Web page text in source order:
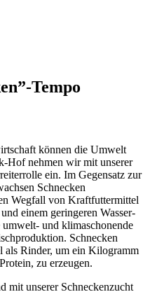
Tempo
können die Umwelt
Hof nehmen wir mit unserer
ein. Im Gegensatz zur
Schnecken
Wegfall von Kraftfuttermittel
einem geringeren Wasser-
und klimaschonende
Schnecken
als Rinder, um ein Kilogramm
zu erzeugen.
mit unserer Schneckenzucht